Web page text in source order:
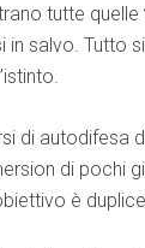
tutte quelle
salvo. Tutto
di autodifesa
di pochi
è